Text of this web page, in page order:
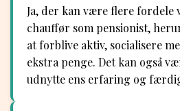
Ja, der kan være flere fordele
chauffør som pensionist,
at forblive aktiv, socialisere
ekstra penge. Det kan også
udnytte ens erfaring og